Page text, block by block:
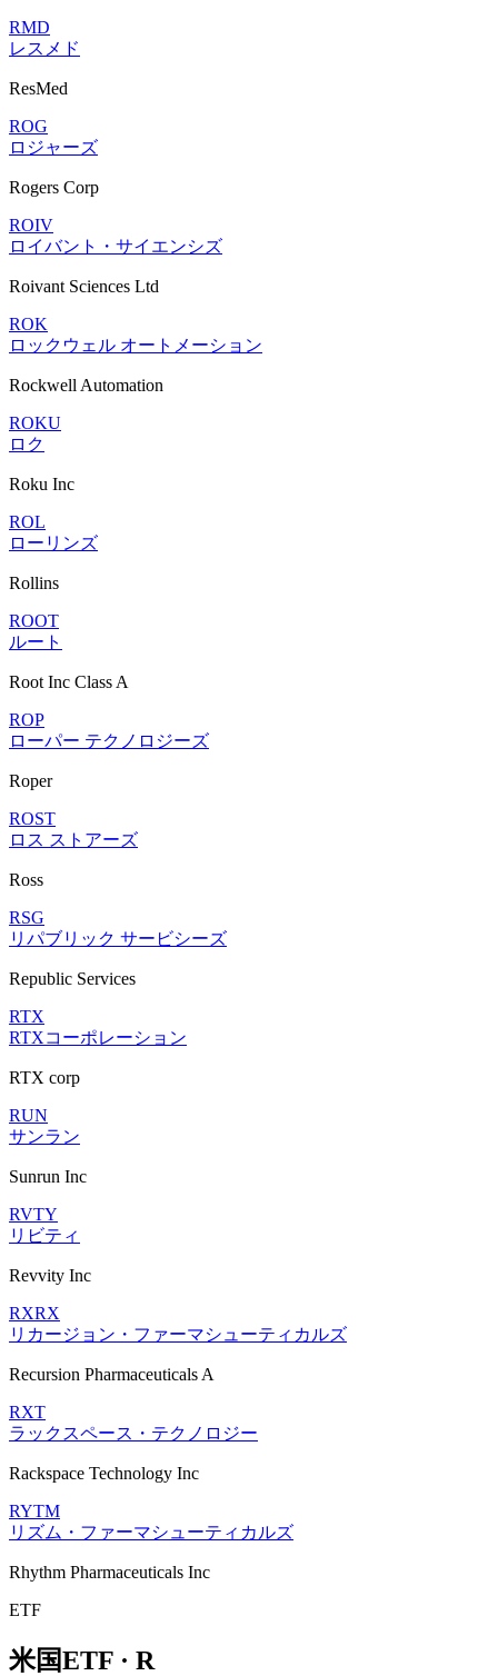
RMD
レスメド
ResMed
ROG
ロジャーズ
Rogers Corp
ROIV
ロイバント・サイエンシズ
Roivant Sciences Ltd
ROK
ロックウェル オートメーション
Rockwell Automation
ROKU
ロク
Roku Inc
ROL
ローリンズ
Rollins
ROOT
ルート
Root Inc Class A
ROP
ローパー テクノロジーズ
Roper
ROST
ロス ストアーズ
Ross
RSG
リパブリック サービシーズ
Republic Services
RTX
RTXコーポレーション
RTX corp
RUN
サンラン
Sunrun Inc
RVTY
リビティ
Revvity Inc
RXRX
リカージョン・ファーマシューティカルズ
Recursion Pharmaceuticals A
RXT
ラックスペース・テクノロジー
Rackspace Technology Inc
RYTM
リズム・ファーマシューティカルズ
Rhythm Pharmaceuticals Inc
ETF
米国ETF · R